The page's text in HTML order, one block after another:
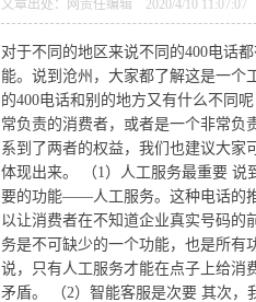
文章出处：网责任编辑 2020/4/10 11:07:07
对于不同的地区来说不同的400电话
能。说到沧州，大家都了解这是一个
的400电话和别的地方又有什么不同
常负责的消费者，或者是一个非常负
系到了两者的权益，我们也建议大家
体现出来。 （1）人工服务最重要 说
要的功能——人工服务。这种电话的
以让消费者在不知道企业真实号码的
务是不可缺少的一个功能，也是所有
说，只有人工服务才能在点子上给消
矛盾。 （2）智能客服是次要 其次，